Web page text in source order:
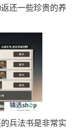
还一些珍贵的养
兵法书是非常实